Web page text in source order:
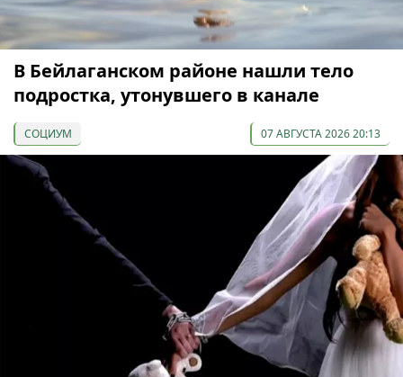
В Бейлаганском районе нашли тело
подростка, утонувшего в канале
СОЦИУМ 07 АВГУСТА 2026 20:13